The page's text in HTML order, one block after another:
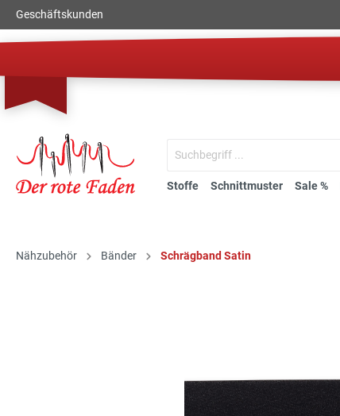
Geschäftskunden
Stoffe Schnittmuster Sale %
Nähzubehör Bänder Schrägband Satin